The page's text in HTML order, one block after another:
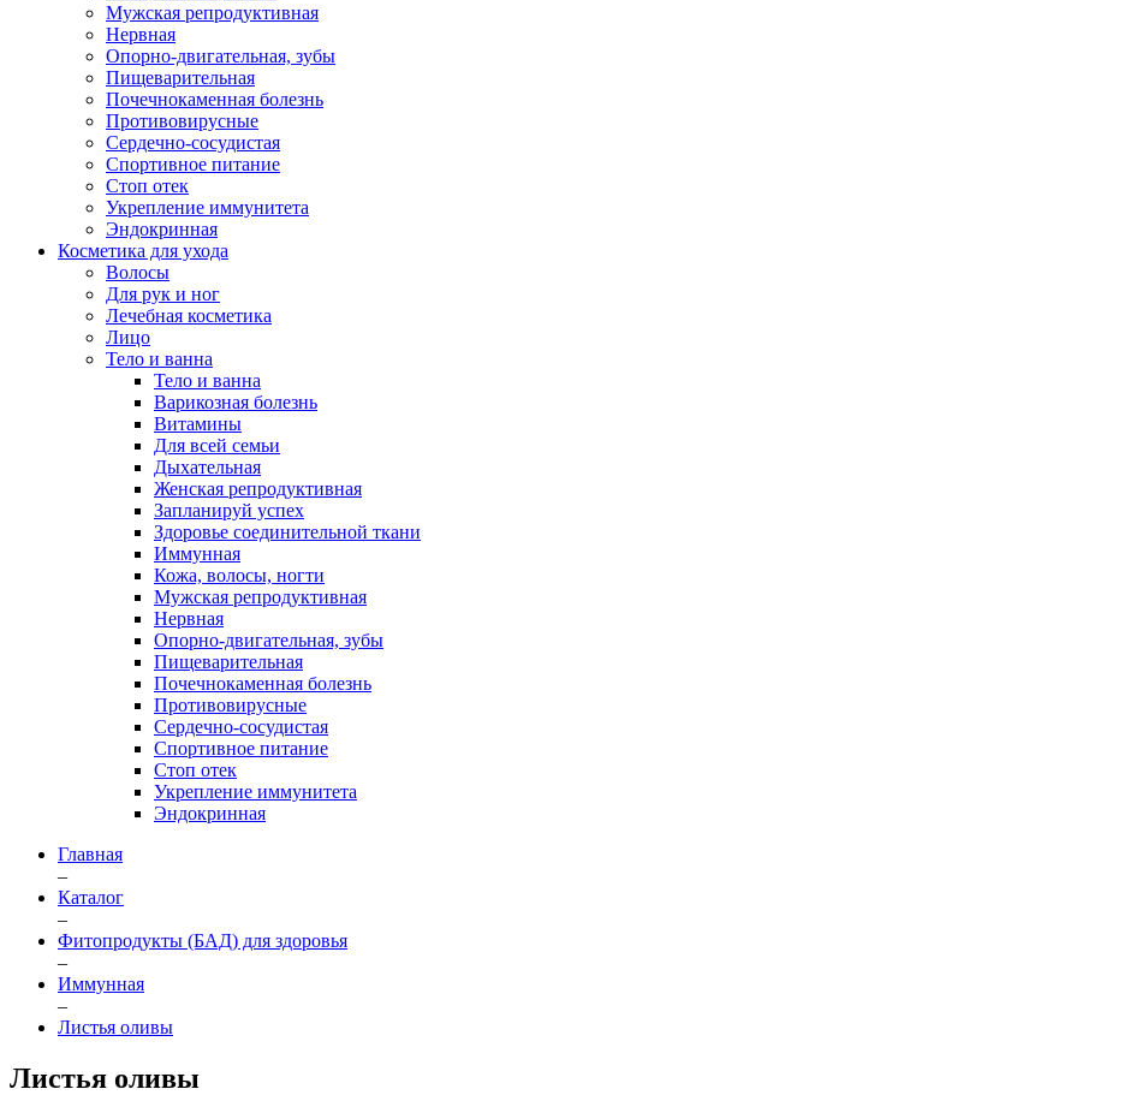
Мужская репродуктивная
Нервная
Опорно-двигательная, зубы
Пищеварительная
Почечнокаменная болезнь
Противовирусные
Сердечно-сосудистая
Спортивное питание
Стоп отек
Укрепление иммунитета
Эндокринная
Косметика для ухода
Волосы
Для рук и ног
Лечебная косметика
Лицо
Тело и ванна
Тело и ванна
Варикозная болезнь
Витамины
Для всей семьи
Дыхательная
Женская репродуктивная
Запланируй успех
Здоровье соединительной ткани
Иммунная
Кожа, волосы, ногти
Мужская репродуктивная
Нервная
Опорно-двигательная, зубы
Пищеварительная
Почечнокаменная болезнь
Противовирусные
Сердечно-сосудистая
Спортивное питание
Стоп отек
Укрепление иммунитета
Эндокринная
Главная
–
Каталог
–
Фитопродукты (БАД) для здоровья
–
Иммунная
–
Листья оливы
Листья оливы